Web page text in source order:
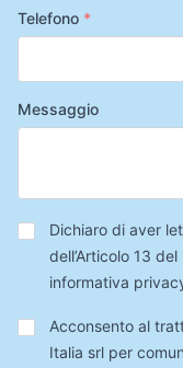
Telefono *
Messaggio
Privacy*
Dichiaro di aver
dell’Articolo 13
informativa
Trattamento
Dati
Acconsento al
Italia srl per